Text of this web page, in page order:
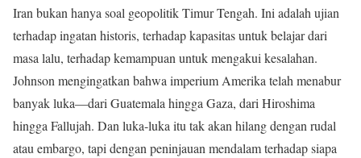
Iran bukan hanya soal geopolitik Timur Tengah. Ini adalah ujian
terhadap ingatan historis, terhadap kapasitas untuk belajar dari
masa lalu, terhadap kemampuan untuk mengakui kesalahan.
Johnson mengingatkan bahwa imperium Amerika telah menabur
banyak luka—dari Guatemala hingga Gaza, dari Hiroshima
hingga Fallujah. Dan luka-luka itu tak akan hilang dengan rudal
atau embargo, tapi dengan peninjauan mendalam terhadap siapa